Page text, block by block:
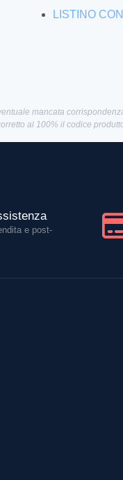
LISTINO
mancata
al 100% il codice
e post-